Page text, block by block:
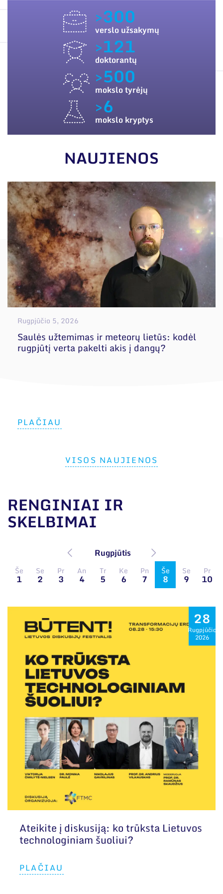
organizacijose bei asociacijose
SUSISIEKITE SU MUMIS
>300
verslo užsakymų
>121
doktorantų
>500
mokslo tyrėjų
>6
mokslo kryptys
NAUJIENOS
Rugpjūčio 5, 2026
Saulės užtemimas ir meteorų lietūs: kodėl
rugpjūtį verta pakelti akis į dangų?
PLAČIAU
VISOS NAUJIENOS
RENGINIAI IR
SKELBIMAI
Rugpjūtis
Še
1
Se
2
Pr
3
An
4
Tr
5
Ke
6
Pn
7
Še
8
Se
9
Pr
10
28
Rugpjūčio
2026
Ateikite į diskusiją: ko trūksta Lietuvos
technologiniam šuoliui?
PLAČIAU